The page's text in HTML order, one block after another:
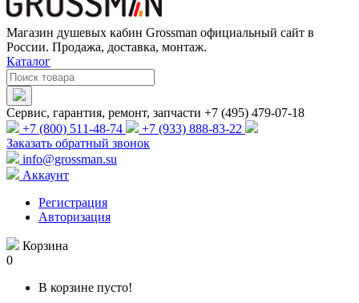
Магазин душевых кабин Grossman официальный сайт в
России. Продажа, доставка, монтаж.
Каталог
Сервис, гарантия, ремонт, запчасти +7 (495) 479-07-18
+7 (800) 511-48-74
+7 (933) 888-83-22
Заказать обратный звонок
info@grossman.su
Аккаунт
Регистрация
Авторизация
Корзина
0
В корзине пусто!